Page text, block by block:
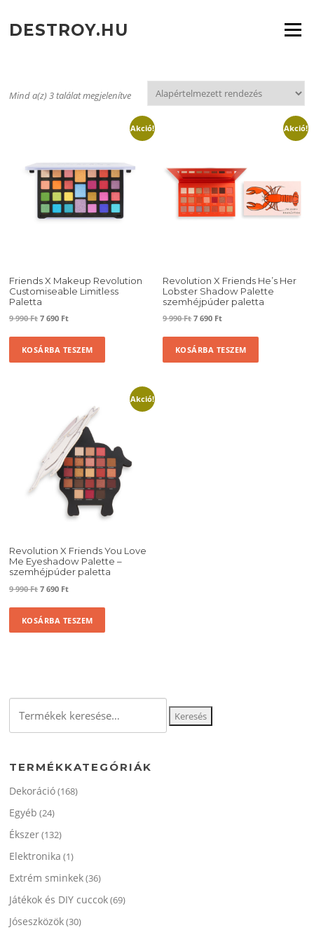
tartalomra
DESTROY.HU Menü
Mind a(z) 3 találat megjelenítve
Akció!
Friends X Makeup Revolution
Customiseable Limitless
Paletta
9 990Ft Original
was:
7 690 FtCurrent
KOSÁRBA TESZEM
Akció!
Revolution X Friends He’s Her
Lobster Shadow Palette
szemhéjpúder paletta
9 990FtOriginal
was:
7 690 FtCurrent
KOSÁRBA TESZEM
Akció!
Revolution X Friends You Love
Me Eyeshadow Palette –
szemhéjpúder paletta
9 990Ft Original
was:
7 690 FtCurrent
KOSÁRBA TESZEM
következőre:
Keresés
TERMÉKKATEGÓRIÁK
Dekoráció(168)
Egyéb (24)
Ékszer(132)
Elektronika (1)
Extrém sminkek(36)
Játékok és DIY cuccok(69)
Jóseszközök(30)